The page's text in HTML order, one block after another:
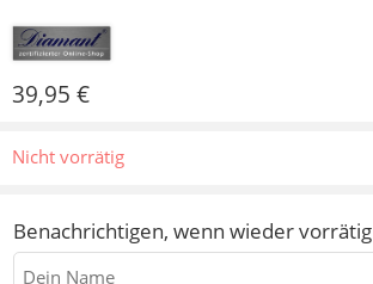
39,95 €
Nicht vorrätig
Benachrichtigen, wenn wieder vorrätig